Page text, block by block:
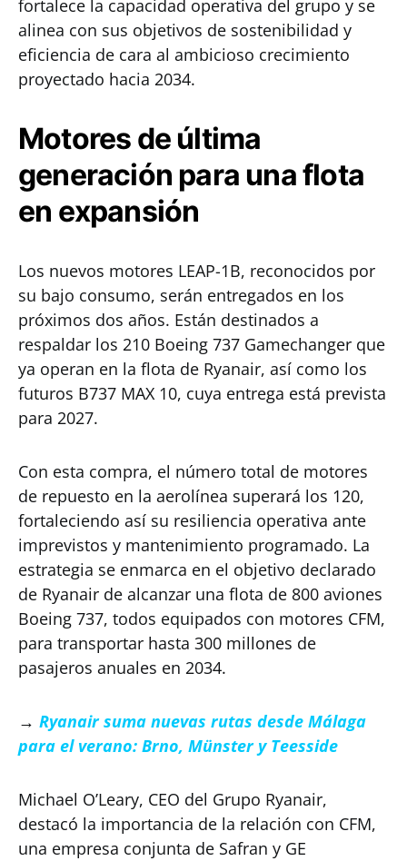
fortalece la capacidad operativa del grupo y se
alinea con sus objetivos de sostenibilidad y
eficiencia de cara al ambicioso crecimiento
proyectado hacia 2034.
Motores de última
generación para una flota
en expansión
Los nuevos motores LEAP-1B, reconocidos por
su bajo consumo, serán entregados en los
próximos dos años. Están destinados a
respaldar los 210 Boeing 737 Gamechanger que
ya operan en la flota de Ryanair, así como los
futuros B737 MAX 10, cuya entrega está prevista
para 2027.
Con esta compra, el número total de motores
de repuesto en la aerolínea superará los 120,
fortaleciendo así su resiliencia operativa ante
imprevistos y mantenimiento programado. La
estrategia se enmarca en el objetivo declarado
de Ryanair de alcanzar una flota de 800 aviones
Boeing 737, todos equipados con motores CFM,
para transportar hasta 300 millones de
pasajeros anuales en 2034.
→ Ryanair suma nuevas rutas desde Málaga
para el verano: Brno, Münster y Teesside
Michael O’Leary, CEO del Grupo Ryanair,
destacó la importancia de la relación con CFM,
una empresa conjunta de Safran y GE